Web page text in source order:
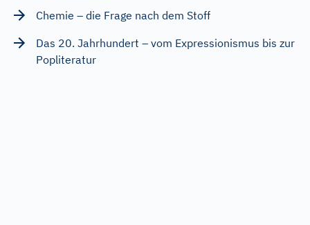
Chemie – die Frage nach dem Stoff
Das 20. Jahrhundert – vom Expressionismus bis zur
Popliteratur